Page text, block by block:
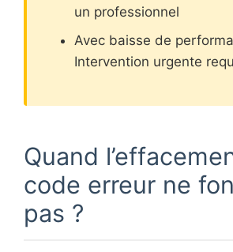
un professionnel
Avec baisse de
Intervention urgente
Quand
code erreur ne
pas ?